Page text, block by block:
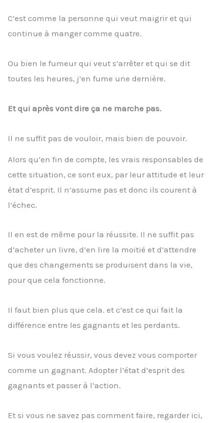
C’est comme la personne qui veut maigrir et qui
continue à manger comme quatre.
Ou bien le fumeur qui veut s’arrêter et qui se dit
toutes les heures, j’en fume une dernière.
Et qui après vont dire ça ne marche pas.
Il ne suffit pas de vouloir, mais bien de pouvoir.
Alors qu’en fin de compte, les vrais responsables de
cette situation, ce sont eux, par leur attitude et leur
état d’esprit. Il n’assume pas et donc ils courent à
l’échec.
Il en est de même pour la réussite. Il ne suffit pas
d’acheter un livre, d’en lire la moitié et d’attendre
que des changements se produisent dans la vie,
pour que cela fonctionne.
Il faut bien plus que cela. et c’est ce qui fait la
différence entre les gagnants et les perdants.
Si vous voulez réussir, vous devez vous comporter
comme un gagnant. Adopter l’état d’esprit des
gagnants et passer à l’action.
Et si vous ne savez pas comment faire, regarder ici,